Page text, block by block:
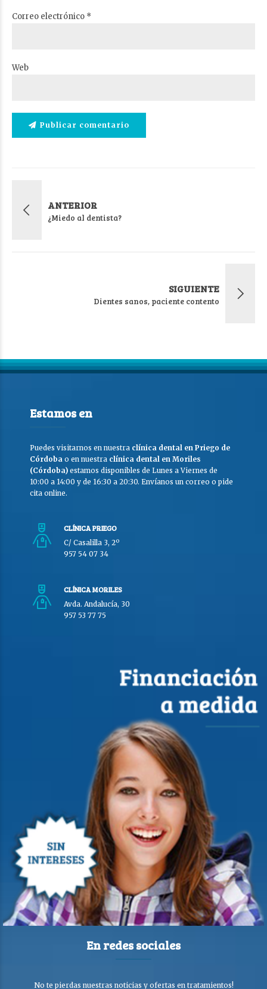
Correo electrónico *
Web
Publicar comentario
ANTERIOR
¿Miedo al dentista?
SIGUIENTE
Dientes sanos, paciente contento
Estamos en
Puedes visitarnos en nuestra clínica dental en Priego de
Córdoba o en nuestra clínica dental en Moriles
(Córdoba) estamos disponibles de Lunes a Viernes de
10:00 a 14:00 y de 16:30 a 20:30. Envíanos un correo o pide
cita online.
CLÍNICA PRIEGO
C/ Casalilla 3, 2º
957 54 07 34
CLÍNICA MORILES
Avda. Andalucía, 30
957 53 77 75
En redes sociales
No te pierdas nuestras noticias y ofertas en tratamientos!